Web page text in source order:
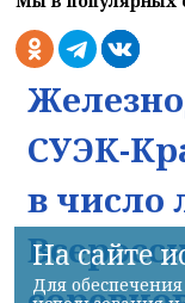
СУЭК-
в число
На сайте
Для